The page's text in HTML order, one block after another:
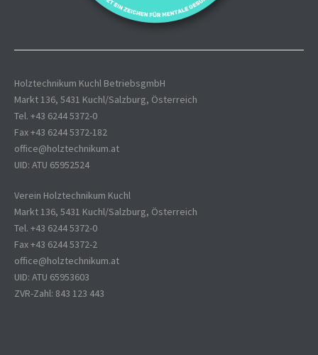
Holztechnikum Kuchl BetriebsgmbH
Markt 136, 5431 Kuchl/Salzburg, Österreich
Tel. +43 6244 5372-0
Fax +43 6244 5372-182
office@holztechnikum.at
UID: ATU 65952524
Verein Holztechnikum Kuchl
Markt 136, 5431 Kuchl/Salzburg, Österreich
Tel. +43 6244 5372-0
Fax +43 6244 5372-2
office@holztechnikum.at
UID: ATU 65953603
ZVR-Zahl: 843 123 443